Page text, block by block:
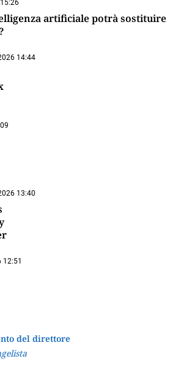
artificiale potrà sostituire
14:44
13:40
del direttore